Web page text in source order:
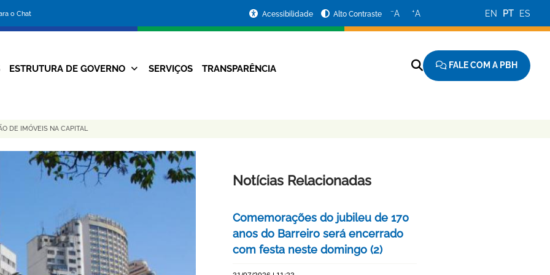
o Chat
da
Prefeitura
Acessibilidade Alto Contraste −A +A EN PT ES
Navegação
ESTRUTURA DE GOVERNO SERVIÇOS TRANSPARÊNCIA FALE COM A PBH
DE IMÓVEIS NA CAPITAL
Notícias Relacionadas
Comemorações do jubileu de 170
anos do Barreiro será encerrado
com festa neste domingo (2)